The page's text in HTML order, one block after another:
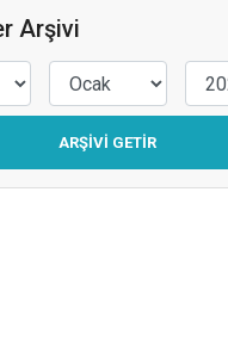
Arşivi
ARŞIVI GETIR